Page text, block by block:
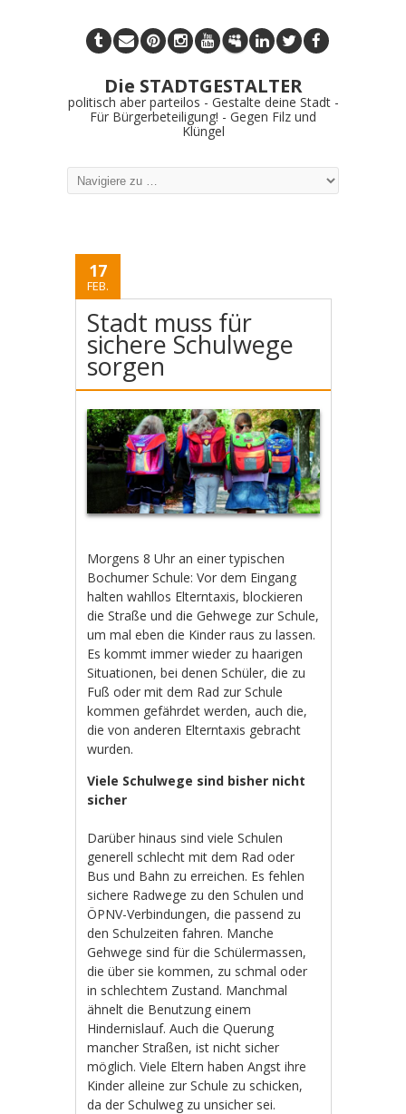
Die STADTGESTALTER
politisch aber parteilos - Gestalte deine Stadt -
Für Bürgerbeteiligung! - Gegen Filz und
Klüngel
17
FEB.
Stadt muss für
sichere Schulwege
sorgen
Morgens 8 Uhr an einer typischen
Bochumer Schule: Vor dem Eingang
halten wahllos Elterntaxis, blockieren
die Straße und die Gehwege zur Schule,
um mal eben die Kinder raus zu lassen.
Es kommt immer wieder zu haarigen
Situationen, bei denen Schüler, die zu
Fuß oder mit dem Rad zur Schule
kommen gefährdet werden, auch die,
die von anderen Elterntaxis gebracht
wurden.
Viele Schulwege sind bisher nicht
sicher
Darüber hinaus sind viele Schulen
generell schlecht mit dem Rad oder
Bus und Bahn zu erreichen. Es fehlen
sichere Radwege zu den Schulen und
ÖPNV-Verbindungen, die passend zu
den Schulzeiten fahren. Manche
Gehwege sind für die Schülermassen,
die über sie kommen, zu schmal oder
in schlechtem Zustand. Manchmal
ähnelt die Benutzung einem
Hindernislauf. Auch die Querung
mancher Straßen, ist nicht sicher
möglich. Viele Eltern haben Angst ihre
Kinder alleine zur Schule zu schicken,
da der Schulweg zu unsicher sei.